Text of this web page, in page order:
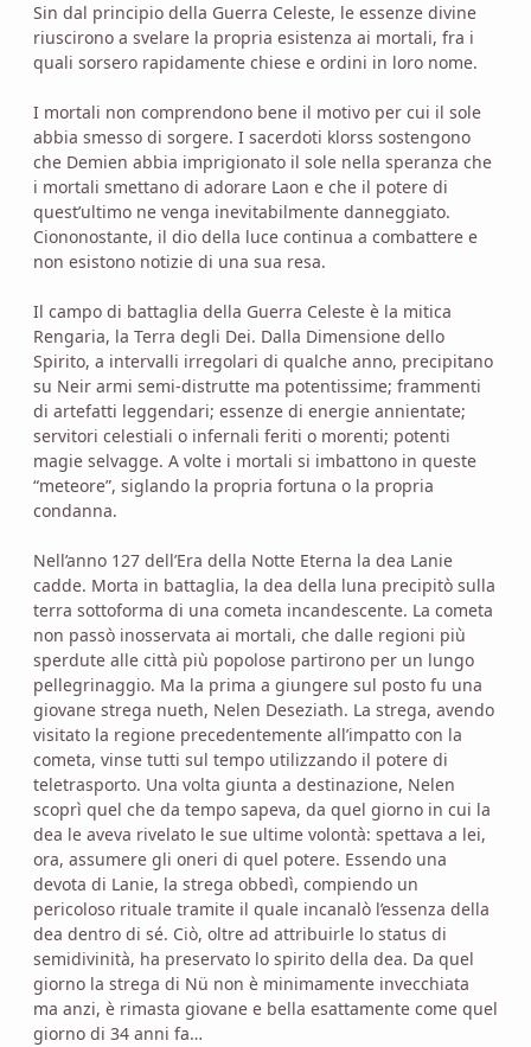
Sin dal principio della Guerra Celeste, le essenze divine
riuscirono a svelare la propria esistenza ai mortali, fra i
quali sorsero rapidamente chiese e ordini in loro nome.
I mortali non comprendono bene il motivo per cui il sole
abbia smesso di sorgere. I sacerdoti klorss sostengono
che Demien abbia imprigionato il sole nella speranza che
i mortali smettano di adorare Laon e che il potere di
quest’ultimo ne venga inevitabilmente danneggiato.
Ciononostante, il dio della luce continua a combattere e
non esistono notizie di una sua resa.
Il campo di battaglia della Guerra Celeste è la mitica
Rengaria, la Terra degli Dei. Dalla Dimensione dello
Spirito, a intervalli irregolari di qualche anno, precipitano
su Neir armi semi-distrutte ma potentissime; frammenti
di artefatti leggendari; essenze di energie annientate;
servitori celestiali o infernali feriti o morenti; potenti
magie selvagge. A volte i mortali si imbattono in queste
“meteore”, siglando la propria fortuna o la propria
condanna.
Nell’anno 127 dell’Era della Notte Eterna la dea Lanie
cadde. Morta in battaglia, la dea della luna precipitò sulla
terra sottoforma di una cometa incandescente. La cometa
non passò inosservata ai mortali, che dalle regioni più
sperdute alle città più popolose partirono per un lungo
pellegrinaggio. Ma la prima a giungere sul posto fu una
giovane strega nueth, Nelen Deseziath. La strega, avendo
visitato la regione precedentemente all’impatto con la
cometa, vinse tutti sul tempo utilizzando il potere di
teletrasporto. Una volta giunta a destinazione, Nelen
scoprì quel che da tempo sapeva, da quel giorno in cui la
dea le aveva rivelato le sue ultime volontà: spettava a lei,
ora, assumere gli oneri di quel potere. Essendo una
devota di Lanie, la strega obbedì, compiendo un
pericoloso rituale tramite il quale incanalò l’essenza della
dea dentro di sé. Ciò, oltre ad attribuirle lo status di
semidivinità, ha preservato lo spirito della dea. Da quel
giorno la strega di Nü non è minimamente invecchiata
ma anzi, è rimasta giovane e bella esattamente come quel
giorno di 34 anni fa…